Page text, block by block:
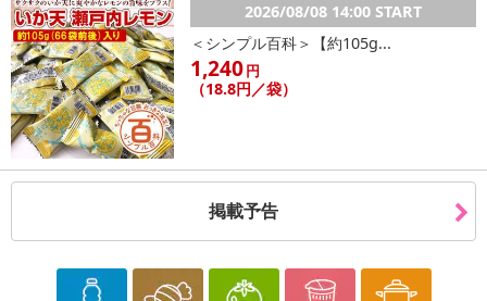
2026/08/08 14:00 START
＜シンプル百科＞【約105g...
1,240円
（18.8円／袋）
掲載予告